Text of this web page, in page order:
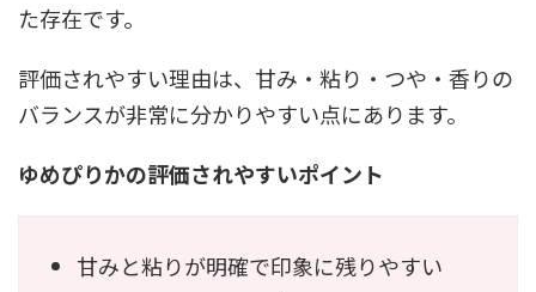
た存在です。
評価されやすい理由は、甘み・粘り・つや・香りの
バランスが非常に分かりやすい点にあります。
ゆめぴりかの評価されやすいポイント
甘みと粘りが明確で印象に残りやすい